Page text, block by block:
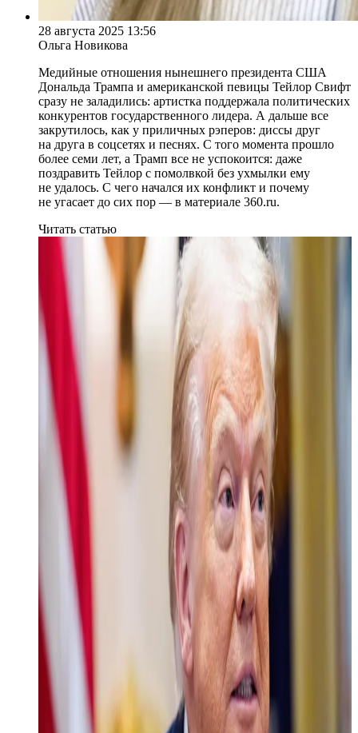
28 августа 2025 13:56
Ольга Новикова
Медийные отношения нынешнего президента США
Дональда Трампа и американской певицы Тейлор Свифт
сразу не заладились: артистка поддержала политических
конкурентов государственного лидера. А дальше все
закрутилось, как у приличных рэперов: диссы друг
на друга в соцсетях и песнях. С того момента прошло
более семи лет, а Трамп все не успокоится: даже
поздравить Тейлор с помолвкой без ухмылки ему
не удалось. С чего начался их конфликт и почему
не угасает до сих пор — в материале 360.ru.
Читать статью